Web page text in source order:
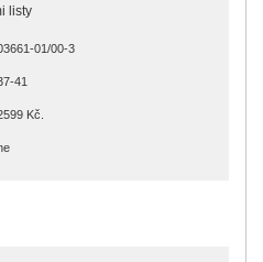
listy
01/00-3
41
Kč.